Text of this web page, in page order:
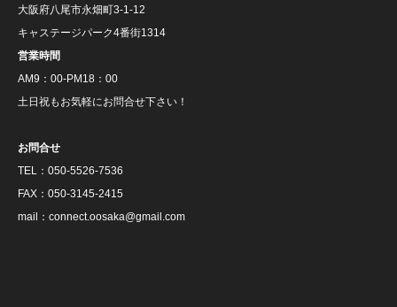
大阪府八尾市永畑町3-1-12
キャステージパーク4番街1314
営業時間
AM9：00‐PM18：00
土日祝もお気軽にお問合せ下さい！
お問合せ
TEL：050‐5526‐7536
FAX：050‐3145‐2415
mail：connect.oosaka@gmail.com